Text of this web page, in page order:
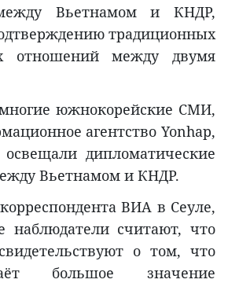
Вьетнамом и КНДР,
традиционных
отношений между двумя
южнокорейские СМИ,
агентство Yonhap,
дипломатические
Вьетнамом и КНДР.
ВИА в Сеуле,
наблюдатели считают, что
о том, что
большое значение